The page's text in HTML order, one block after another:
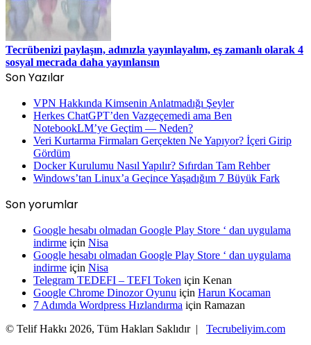
Tecrübenizi paylaşın, adınızla yayınlayalım, eş zamanlı olarak 4
sosyal mecrada daha yayınlansın
Son Yazılar
VPN Hakkında Kimsenin Anlatmadığı Şeyler
Herkes ChatGPT’den Vazgeçemedi ama Ben
NotebookLM’ye Geçtim — Neden?
Veri Kurtarma Firmaları Gerçekten Ne Yapıyor? İçeri Girip
Gördüm
Docker Kurulumu Nasıl Yapılır? Sıfırdan Tam Rehber
Windows’tan Linux’a Geçince Yaşadığım 7 Büyük Fark
Son yorumlar
Google hesabı olmadan Google Play Store ‘ dan uygulama
indirme için Nisa
Google hesabı olmadan Google Play Store ‘ dan uygulama
indirme için Nisa
Telegram TEDEFI – TEFI Token için Kenan
Google Chrome Dinozor Oyunu için Harun Kocaman
7 Adımda Wordpress Hızlandırma için Ramazan
© Telif Hakkı 2026, Tüm Hakları Saklıdır | Tecrubeliyim.com